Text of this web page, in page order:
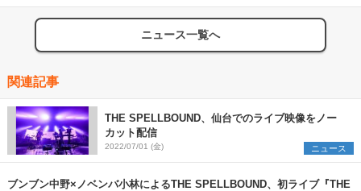
ニュース一覧へ
関連記事
THE SPELLBOUND、仙台でのライブ映像をノー
カット配信
2022/07/01 (金) ニュース
ブンブン中野×ノベンバ小林によるTHE SPELLBOUND、初ライブ『THE